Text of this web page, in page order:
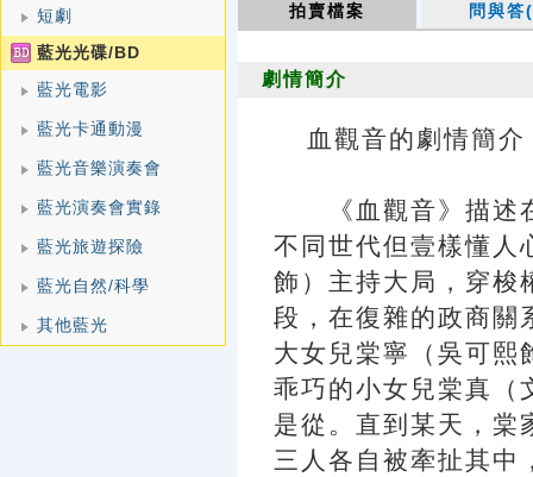
短劇
藍光光碟/BD
藍光電影
藍光卡通動漫
藍光音樂演奏會
藍光演奏會實錄
藍光旅遊探險
藍光自然/科學
其他藍光
拍賣檔案 問與
劇情簡介
血觀音的劇情簡介
《血觀音》描述在
不同世代但壹樣懂人
飾）主持大局，穿梭
段，在復雜的政商關
大女兒棠寧（吳可熙
乖巧的小女兒棠真（
是從。直到某天，棠
三人各自被牽扯其中